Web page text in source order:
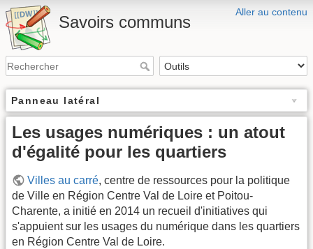
Aller au contenu
Savoirs communs
Panneau latéral
Les usages numériques : un atout
d'égalité pour les quartiers
Villes au carré, centre de ressources pour la politique
de Ville en Région Centre Val de Loire et Poitou-
Charente, a initié en 2014 un recueil d'initiatives qui
s'appuient sur les usages du numérique dans les quartiers
en Région Centre Val de Loire.